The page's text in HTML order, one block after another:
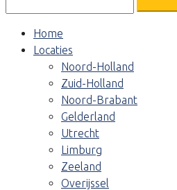
Home
Locaties
Noord-Holland
Zuid-Holland
Noord-Brabant
Gelderland
Utrecht
Limburg
Zeeland
Overijssel